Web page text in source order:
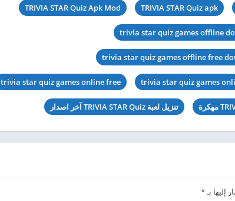
TRIVIA STAR Quiz apk
TRIVIA STAR Quiz Apk Mod
trivia star quiz games offline
trivia star quiz games offline free
trivia star quiz games
trivia star quiz games online free
تنزيل لعبة TRIVIA STAR Quiz آخر اصدار
إليها بـ*